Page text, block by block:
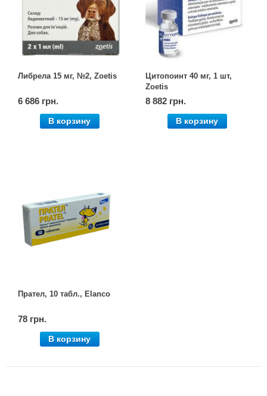
Либрела 15 мг, №2, Zoetis
6 686 грн.
В корзину
Цитопоинт 40 мг, 1 шт,
Zoetis
8 882 грн.
В корзину
Прател, 10 табл., Elanco
78 грн.
В корзину
Товари для голубів
Товари для гризунів
Товари для людей
Хозряд - господарчі товари оптом